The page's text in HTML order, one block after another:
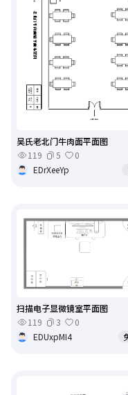
吴氏老北门牛肉面平面图
119
5
0
EDrXeeYp
扫描电子显微镜室平面图
119
3
0
EDUxpMI4